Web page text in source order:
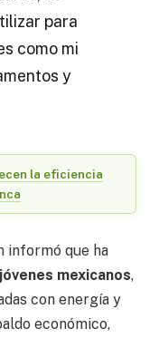
para
como mi
y
la eficiencia
informó que ha
mexicanos,
con energía y
económico,